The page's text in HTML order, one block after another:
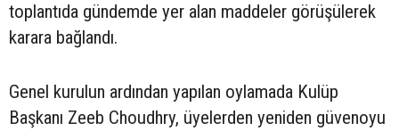
toplantıda gündemde yer alan maddeler görüşülerek
karara bağlandı.
Genel kurulun ardından yapılan oylamada Kulüp
Başkanı Zeeb Choudhry, üyelerden yeniden güvenoyu